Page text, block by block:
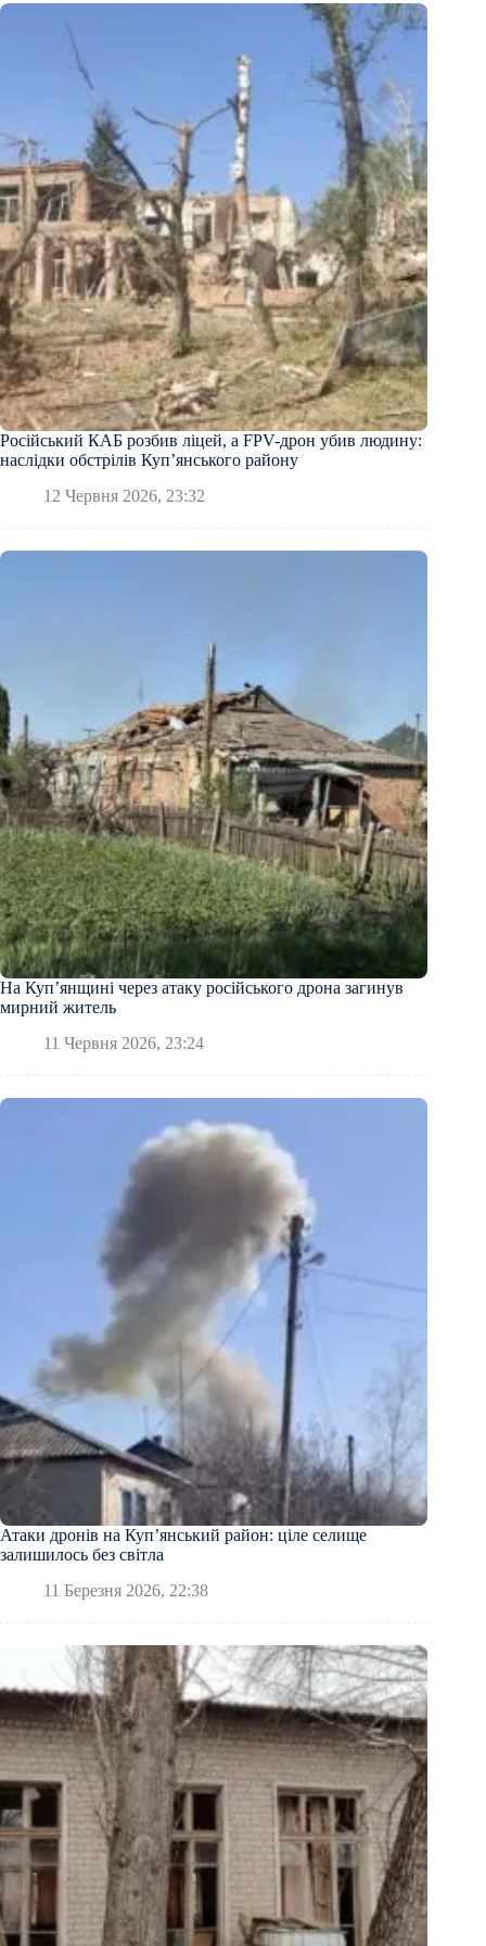
Російський КАБ розбив ліцей, а FPV-дрон убив людину:
наслідки обстрілів Куп’янського району
12 Червня 2026, 23:32
На Куп’янщині через атаку російського дрона загинув
мирний житель
11 Червня 2026, 23:24
Атаки дронів на Куп’янський район: ціле селище
залишилось без світла
11 Березня 2026, 22:38